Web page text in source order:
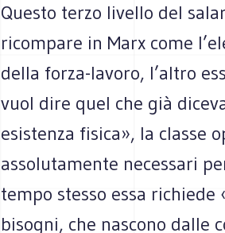
Questo terzo livello del
ricompare in Marx come
della forza-lavoro, l’altro
vuol dire quel che già
esistenza fisica», la classe
assolutamente necessari
tempo stesso essa
bisogni, che nascono dalle